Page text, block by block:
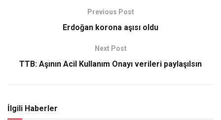
Previous Post
Erdoğan korona aşısı oldu
Next Post
TTB: Aşının Acil Kullanım Onayı verileri paylaşılsın
İlgili Haberler